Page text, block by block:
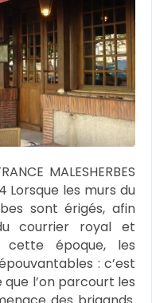
MALESHERBES
Lorsque les murs du
sont érigés, afin
courrier royal et
cette époque, les
: c’est
l’on parcourt les